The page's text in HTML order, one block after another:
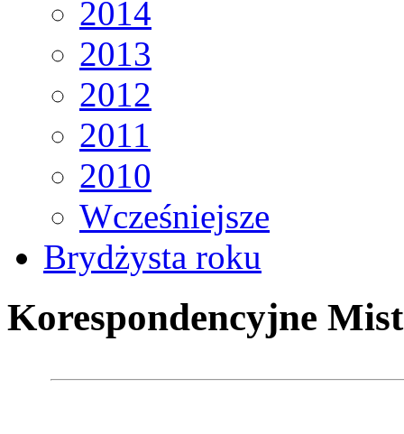
2014
2013
2012
2011
2010
Wcześniejsze
Brydżysta roku
Korespondencyjne